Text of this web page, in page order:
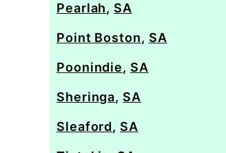
Pearlah, SA
Point Boston, SA
Poonindie, SA
Sheringa, SA
Sleaford, SA